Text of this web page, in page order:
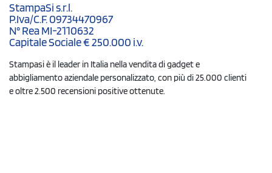
StampaSi s.r.l.
P.Iva/C.F. 09734470967
N° Rea MI-2110632
Capitale Sociale € 250.000 i.v.
Stampasi è il leader in Italia nella vendita di gadget e
abbigliamento aziendale personalizzato, con più di 25.000 clienti
e oltre 2.500 recensioni positive ottenute.